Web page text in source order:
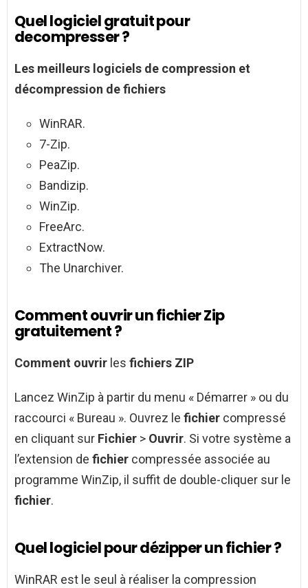
Quel logiciel gratuit pour
decompresser ?
Les meilleurs logiciels de compression et
décompression defichiers
WinRAR.
7-Zip.
PeaZip.
Bandizip.
WinZip.
FreeArc.
ExtractNow.
The Unarchiver.
Comment ouvrir un fichier Zip
gratuitement ?
Comment ouvrir les fichiers ZIP
Lancez WinZip à partir du menu « Démarrer » ou du
raccourci « Bureau ». Ouvrez le fichier compressé
en cliquant sur Fichier > Ouvrir. Si votre système a
l’extension de fichier compressée associée au
programme WinZip, il suffit de double-cliquer sur le
fichier.
Quel logiciel pour dézipper un fichier ?
WinRAR est le seul à réaliser la compression